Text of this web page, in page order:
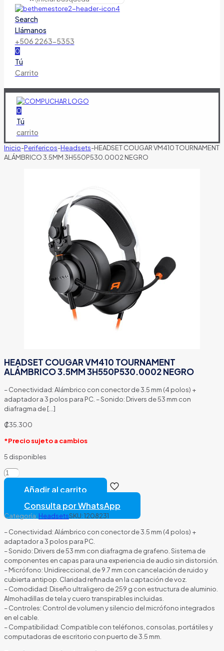
Search
Llámanos
+506 2263-5353
0
Tú
Carrito
0
Tú
carrito
Inicio-Perifericos-Headsets-HEADSET COUGAR VM410 TOURNAMENT
ALÁMBRICO 3.5MM 3H550P530.0002 NEGRO
HEADSET COUGAR VM410 TOURNAMENT
ALÁMBRICO 3.5MM 3H550P530.0002 NEGRO
– Conectividad: Alámbrico con conector de 3.5 mm (4 polos) +
adaptador a 3 polos para PC. – Sonido: Drivers de 53 mm con
diafragma de[…]
₡35.300
*Precio sujeto a cambios
5 disponibles
HEADSET
COUGAR
VM410
ALÁMBRICO
3.5MM
3H550P530.0002
NEGRO
cantidad
Añadir al carrito
Consulta por WhatsApp
Categoría: HeadsetsSKU:1208231
– Conectividad: Alámbrico con conector de 3.5 mm (4 polos) +
adaptador a 3 polos para PC.
– Sonido: Drivers de 53 mm con diafragma de grafeno. Sistema de
componentes en capas para una experiencia de audio sin distorsión.
– Micrófono: Unidireccional, de 9.7 mm con cancelación de ruido y
cubierta antipop. Claridad refinada en la captación de voz.
– Comodidad: Diseño ultraligero de 259 g con estructura de aluminio.
Almohadillas de tela y cuero transpirables incluidas.
– Controles: Control de volumen y silencio del micrófono integrados
en el cable.
– Compatibilidad: Compatible con teléfonos, consolas, portátiles y
computadoras de escritorio con puerto de 3.5 mm.